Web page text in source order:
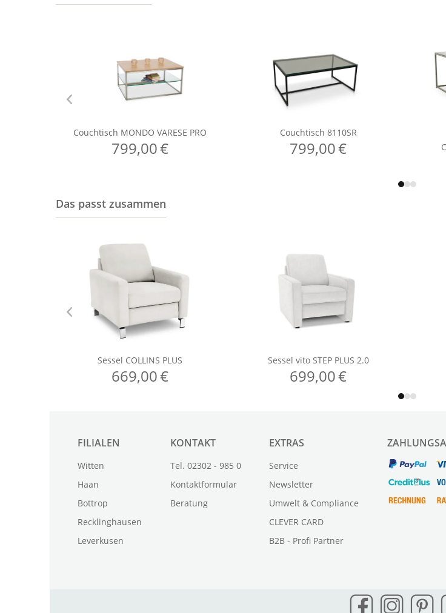
FILIALEN
Witten
Haan
Bottrop
Recklinghausen
Leverkusen
KONTAKT
Tel. 02302 - 985 0
Kontaktformular
Beratung
EXTRAS
Service
Newsletter
Umwelt & Compliance
CLEVER CARD
B2B - Profi Partner